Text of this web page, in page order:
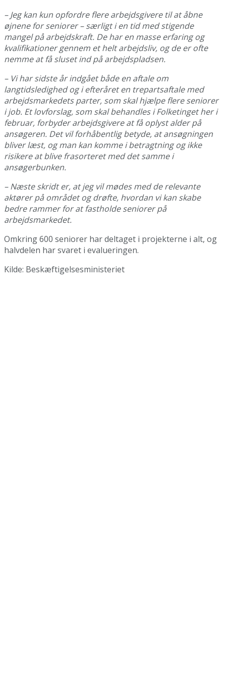
– Jeg kan kun opfordre flere arbejdsgivere til at åbne
øjnene for seniorer – særligt i en tid med stigende
mangel på arbejdskraft. De har en masse erfaring og
kvalifikationer gennem et helt arbejdsliv, og de er ofte
nemme at få sluset ind på arbejdspladsen.
– Vi har sidste år indgået både en aftale om
langtidsledighed og i efteråret en trepartsaftale med
arbejdsmarkedets parter, som skal hjælpe flere seniorer
i job. Et lovforslag, som skal behandles i Folketinget her i
februar, forbyder arbejdsgivere at få oplyst alder på
ansøgeren. Det vil forhåbentlig betyde, at ansøgningen
bliver læst, og man kan komme i betragtning og ikke
risikere at blive frasorteret med det samme i
ansøgerbunken.
– Næste skridt er, at jeg vil mødes med de relevante
aktører på området og drøfte, hvordan vi kan skabe
bedre rammer for at fastholde seniorer på
arbejdsmarkedet.
Omkring 600 seniorer har deltaget i projekterne i alt, og
halvdelen har svaret i evalueringen.
Kilde: Beskæftigelsesministeriet